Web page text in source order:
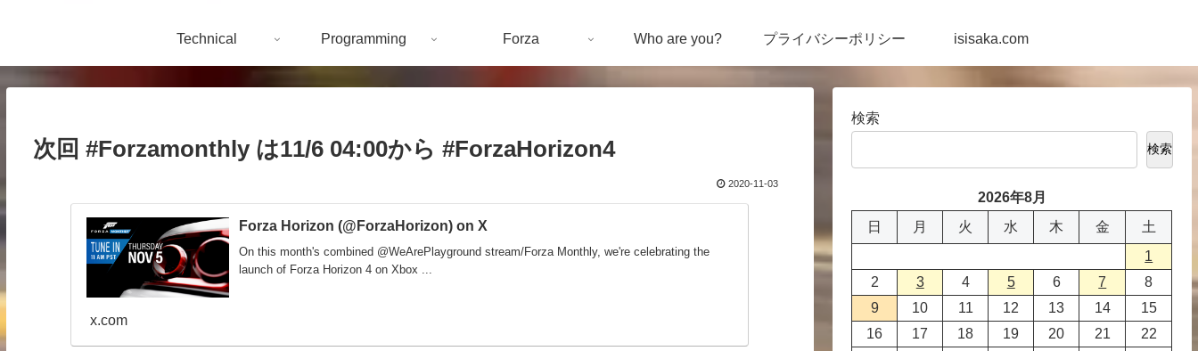
Technical Programming Forza Who are you? プライバシーポリシー isisaka.com
次回 #Forzamonthly は11/6 04:00から #ForzaHorizon4
2020-11-03
Forza Horizon (@ForzaHorizon) on X
On this month's combined @WeArePlayground stream/Forza Monthly, we're celebrating the
launch of Forza Horizon 4 on Xbox ...
x.com
検索
検索
2026年8月
日
月 火 水 木 金
土
1
2
3 4 5 6 7
8
9
10 11 12 13 14
15
16
17 18 19 20 21
22